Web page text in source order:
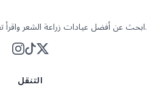
ابحث عن أفضل عيادات زراعة الشعر واقرأ تقييمات المرضى الحقيقية.
التنقل